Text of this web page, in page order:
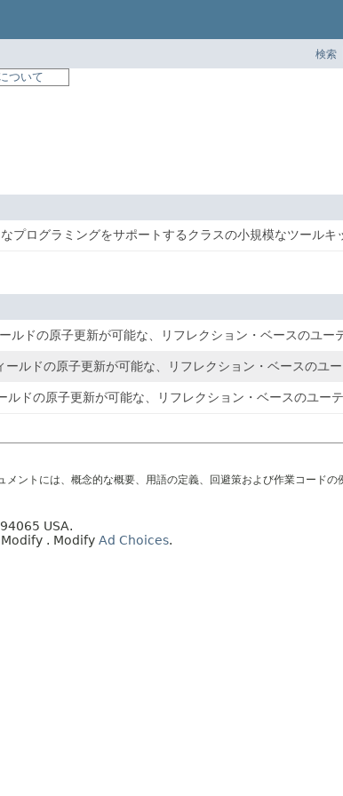
検索
ついて
プログラミングをサポートするクラスの小規模なツールキ
ルドの原子更新が可能な、リフレクション・ベースのユー
ールドの原子更新が可能な、リフレクション・ベースのユー
ルドの原子更新が可能な、リフレクション・ベースのユーテ
メントには、概念的な概要、用語の定義、回避策および作業コード
USA.
Modify . Modify Ad Choices.